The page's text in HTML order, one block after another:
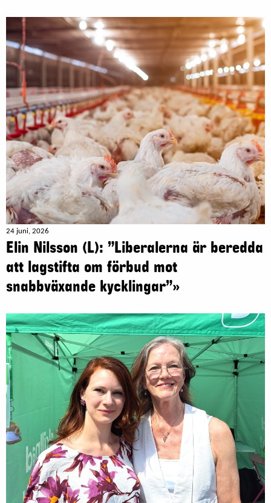
24 juni, 2026
Elin Nilsson (L): ”Liberalerna är beredda
att lagstifta om förbud mot
snabbväxande kycklingar”»